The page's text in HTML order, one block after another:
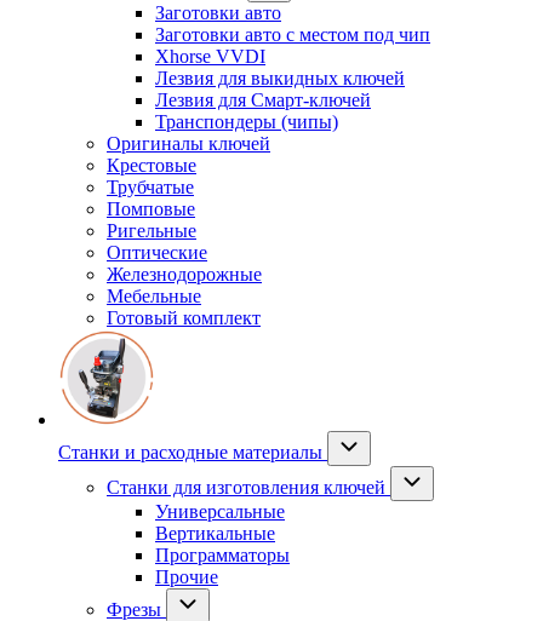
Заготовки авто
Заготовки авто с местом под чип
Xhorse VVDI
Лезвия для выкидных ключей
Лезвия для Смарт-ключей
Транспондеры (чипы)
Оригиналы ключей
Крестовые
Трубчатые
Помповые
Ригельные
Оптические
Железнодорожные
Мебельные
Готовый комплект
Станки и расходные материалы
Станки для изготовления ключей
Универсальные
Вертикальные
Программаторы
Прочие
Фрезы